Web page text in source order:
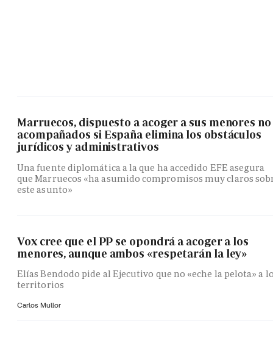
Marruecos, dispuesto a acoger a sus menores no
acompañados si España elimina los obstáculos
jurídicos y administrativos
Una fuente diplomática a la que ha accedido EFE asegura
que Marruecos «ha asumido compromisos muy claros
este asunto»
Vox cree que el PP se opondrá a acoger a los
menores, aunque ambos «respetarán la ley»
Elías Bendodo pide al Ejecutivo que no «eche la pelota» a
territorios
Carlos Mullor